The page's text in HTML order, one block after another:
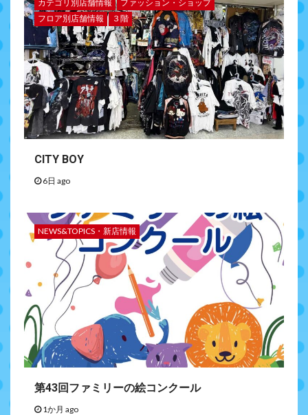
カテゴリ別店舗情報
ファッション・ショップ
フロア別店舗情報
３階
CITY BOY
6日 ago
NEWS&TOPICS・新店情報
第43回ファミリーの絵コンクール
1か月 ago